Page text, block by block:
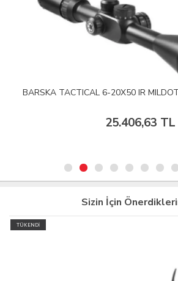
BARSKA TACTICAL 6-20X50 IR
25.406,63 TL
Sizin İçin
TÜKENDİ